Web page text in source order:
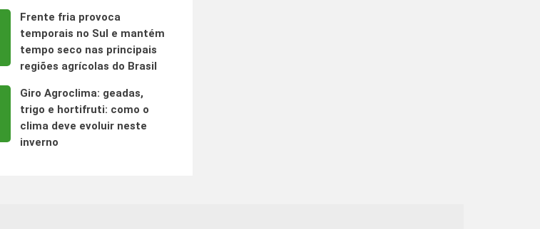
Frente fria provoca
temporais no Sul e mantém
tempo seco nas principais
regiões agrícolas do Brasil
Giro Agroclima: geadas,
trigo e hortifruti: como o
clima deve evoluir neste
inverno